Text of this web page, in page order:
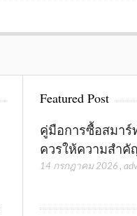
Featured Post
คู่มือการซื้อสมา
ควรให้ความสำคั
14 กรกฎาคม 2026 ,